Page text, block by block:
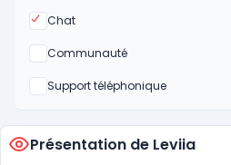
Chat
Oui
Communauté
Non
Support téléphonique
Non
Présentation de Leviia